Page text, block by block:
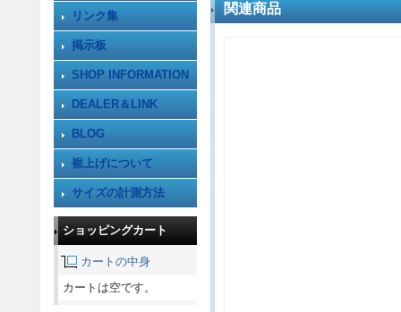
リンク集
掲示板
SHOP INFORMATION
DEALER＆LINK
BLOG
裾上げについて
サイズの計測方法
ショッピングカート
カートの中身
カートは空です。
関連商品